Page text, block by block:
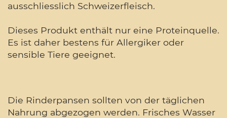
ausschliesslich Schweizerfleisch.
Dieses Produkt enthält nur eine Proteinquelle.
Es ist daher bestens für Allergiker oder
sensible Tiere geeignet.
Die Rinderpansen sollten von der täglichen
Nahrung abgezogen werden. Frisches Wasser